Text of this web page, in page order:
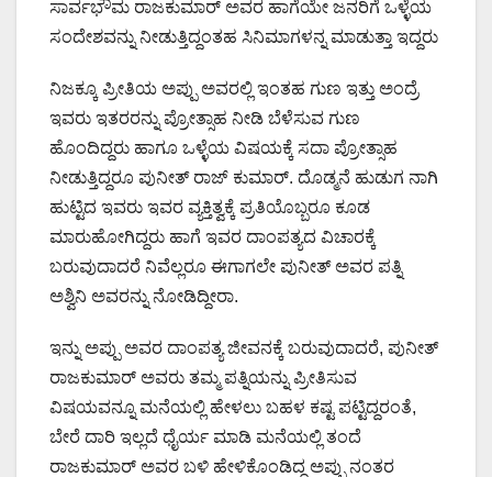
ಸಾರ್ವಭೌಮ ರಾಜಕುಮಾರ್ ಅವರ ಹಾಗೆಯೇ ಜನರಿಗೆ ಒಳ್ಳೆಯ
ಸಂದೇಶವನ್ನು ನೀಡುತ್ತಿದ್ದಂತಹ ಸಿನಿಮಾಗಳನ್ನ ಮಾಡುತ್ತಾ ಇದ್ದರು
ನಿಜಕ್ಕೂ ಪ್ರೀತಿಯ ಅಪ್ಪು ಅವರಲ್ಲಿ ಇಂತಹ ಗುಣ ಇತ್ತು ಅಂದ್ರೆ
ಇವರು ಇತರರನ್ನು ಪ್ರೋತ್ಸಾಹ ನೀಡಿ ಬೆಳೆಸುವ ಗುಣ
ಹೊಂದಿದ್ದರು ಹಾಗೂ ಒಳ್ಳೆಯ ವಿಷಯಕ್ಕೆ ಸದಾ ಪ್ರೋತ್ಸಾಹ
ನೀಡುತ್ತಿದ್ದರೂ ಪುನೀತ್ ರಾಜ್ ಕುಮಾರ್. ದೊಡ್ಮನೆ ಹುಡುಗ ನಾಗಿ
ಹುಟ್ಟಿದ ಇವರು ಇವರ ವ್ಯಕ್ತಿತ್ವಕ್ಕೆ ಪ್ರತಿಯೊಬ್ಬರೂ ಕೂಡ
ಮಾರುಹೋಗಿದ್ದರು ಹಾಗೆ ಇವರ ದಾಂಪತ್ಯದ ವಿಚಾರಕ್ಕೆ
ಬರುವುದಾದರೆ ನಿವೆಲ್ಲರೂ ಈಗಾಗಲೇ ಪುನೀತ್ ಅವರ ಪತ್ನಿ
ಅಶ್ವಿನಿ ಅವರನ್ನು ನೋಡಿದ್ದೀರಾ.
ಇನ್ನು ಅಪ್ಪು ಅವರ ದಾಂಪತ್ಯ ಜೀವನಕ್ಕೆ ಬರುವುದಾದರೆ, ಪುನೀತ್
ರಾಜಕುಮಾರ್ ಅವರು ತಮ್ಮ ಪತ್ನಿಯನ್ನು ಪ್ರೀತಿಸುವ
ವಿಷಯವನ್ನೂ ಮನೆಯಲ್ಲಿ ಹೇಳಲು ಬಹಳ ಕಷ್ಟ ಪಟ್ಟಿದ್ದರಂತೆ,
ಬೇರೆ ದಾರಿ ಇಲ್ಲದೆ ಧೈರ್ಯ ಮಾಡಿ ಮನೆಯಲ್ಲಿ ತಂದೆ
ರಾಜಕುಮಾರ್ ಅವರ ಬಳಿ ಹೇಳಿಕೊಂಡಿದ್ದ ಅಪ್ಪು ನಂತರ